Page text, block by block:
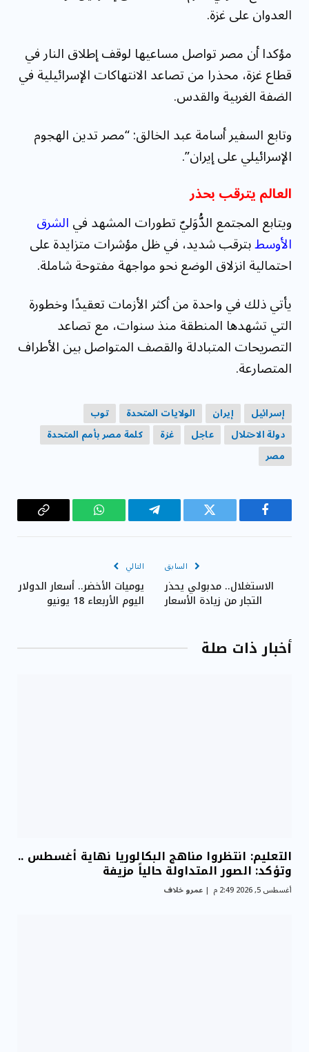
العدوان على غزة.
مؤكدا أن مصر تواصل مساعيها لوقف إطلاق النار في
قطاع غزة، محذرا من تصاعد الانتهاكات الإسرائيلية في
الضفة الغربية والقدس.
وتابع السفير أسامة عبد الخالق: “مصر تدين الهجوم
الإسرائيلي على إيران”.
العالم يترقب بحذر
ويتابع المجتمع الدُّوَليّ تطورات المشهد فيالشرق
الأوسطبترقب شديد، في ظل مؤشرات متزايدة على
احتمالية انزلاق الوضع نحو مواجهة مفتوحة شاملة.
يأتي ذلك في واحدة من أكثر الأزمات تعقيدًا وخطورة
التي تشهدها المنطقة منذ سنوات، مع تصاعد
التصريحات المتبادلة والقصف المتواصل بين الأطراف
المتصارعة.
إسرائيل إيران الولايات المتحدة
توب
دولة الاحتلال
عاجل غزة
كلمة مصر بأمم المتحدة
مصر
فيسبوك تويتر تيلقرام واتساب
Copy
السابق
الاستغلال.. مدبولي يحذر
التجار من زيادة الأسعار
التالي
يوميات الأخضر.. أسعار الدولار
اليوم الأربعاء 18 يونيو
أخبار ذات صلة
التعليم: انتظروا مناهج البكالوريا نهاية أغسطس ..
وتؤكد: الصور المتداولة حالياً مزيفة
أغسطس 5, 2026 2:49 م عمرو خلاف